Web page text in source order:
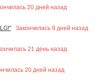
20 дней назад
Закончилась 9 дней назад
21 день назад
20 дней назад